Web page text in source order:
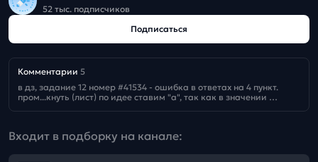
52 тыс. подписчиков
Подписаться
Комментарии 5
в дз, задание 12 номер #41534 - ошибка в ответах на 4 пункт.
пром...кнуть (лист) по идее ставим "а", так как в значении
Входит в подборку на канале: